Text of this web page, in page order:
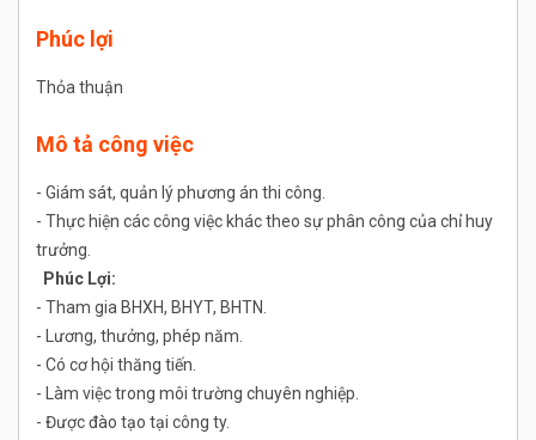
Phúc lợi
Thỏa thuận
Mô tả công việc
- Giám sát, quản lý phương án thi công.
- Thực hiện các công việc khác theo sự phân công của chỉ huy
trưởng.
Phúc Lợi:
- Tham gia BHXH, BHYT, BHTN.
- Lương, thưởng, phép năm.
- Có cơ hội thăng tiến.
- Làm việc trong môi trường chuyên nghiệp.
- Được đào tạo tại công ty.